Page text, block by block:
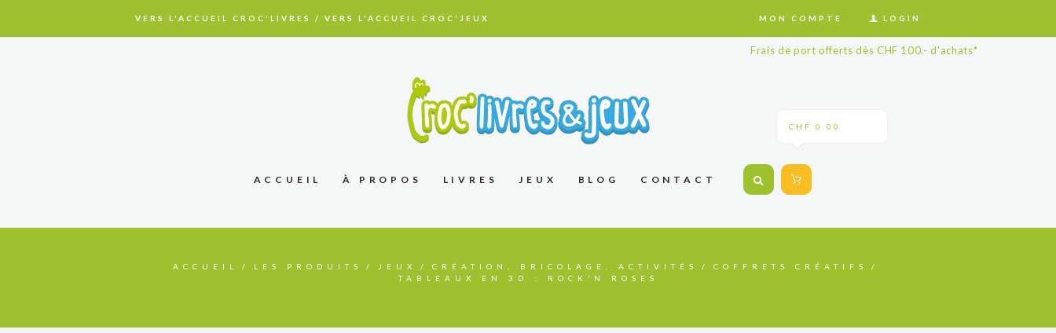
VERS L'ACCUEIL CROC'LIVRES / VERS L'ACCUEIL CROC'JEUX MON COMPTE LOGIN
Frais de port offerts dès CHF 100.- d'achats*
ACCUEIL À PROPOS LIVRES JEUX BLOG CONTACT
CHF 0.00
ACCUEIL LES PRODUITS JEUX CRÉATION, BRICOLAGE, ACTIVITÉS
COFFRETS CRÉATIFS
TABLEAUX EN 3D : ROCK’N ROSES